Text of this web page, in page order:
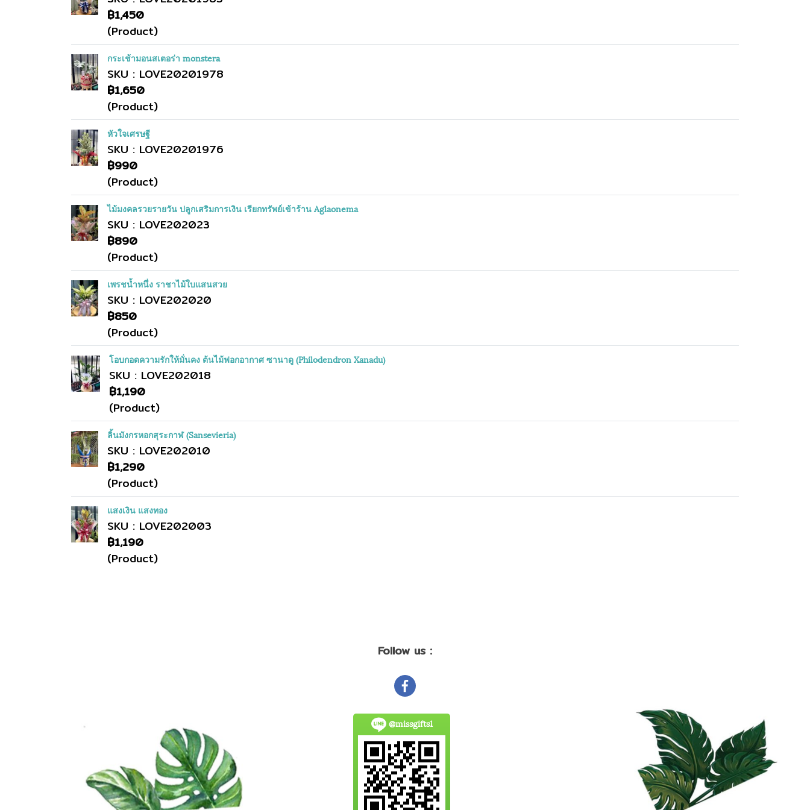
฿1,450
(Product)
กระเช้ามอนสเตอร่า monstera
SKU : LOVE20201978
฿1,650
(Product)
หัวใจเศรษฐี
SKU : LOVE20201976
฿990
(Product)
ไม้มงคลรวยรายวัน ปลูกเสริมการเงิน เรียกทรัพย์เข้าร้าน Aglaonema
SKU : LOVE202023
฿890
(Product)
เพรชน้ำหนึ่ง ราชาไม้ใบแสนสวย
SKU : LOVE202020
฿850
(Product)
โอบกอดความรักให้มั่นคง ต้นไม้ฟอกอากาศ ซานาดู (Philodendron Xanadu)
SKU : LOVE202018
฿1,190
(Product)
ลิ้นมังกรหอกสุระกาฬ (Sansevieria)
SKU : LOVE202010
฿1,290
(Product)
แสงเงิน แสงทอง
SKU : LOVE202003
฿1,190
(Product)
Follow us :
@missgifts1